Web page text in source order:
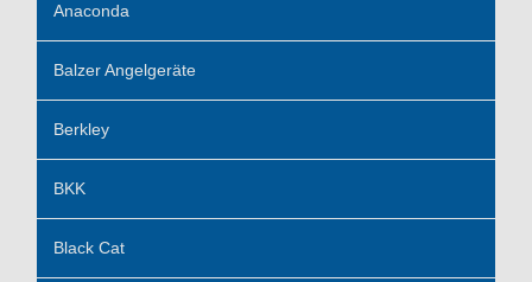
Anaconda
Balzer Angelgeräte
Berkley
BKK
Black Cat